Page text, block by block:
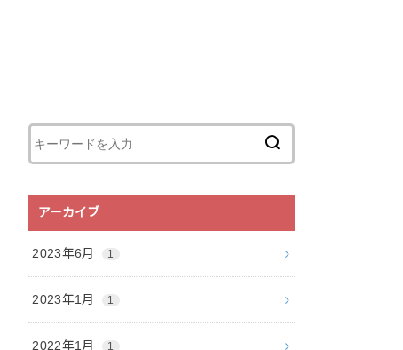
アーカイブ
2023年6月 1
2023年1月 1
2022年1月 1